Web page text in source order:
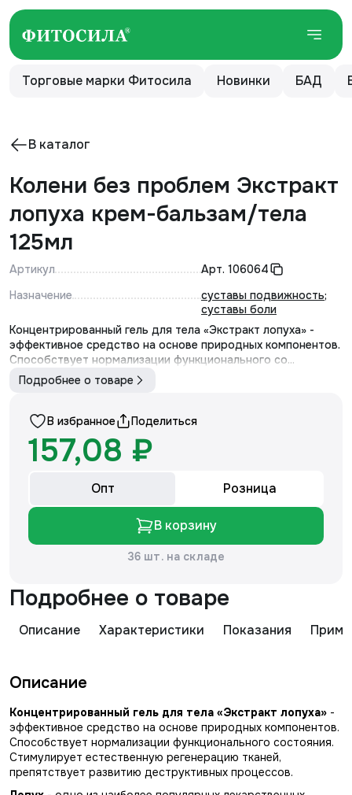
Торговые марки Фитосила Новинки БАД
В каталог
Колени без проблем Экстракт
лопуха крем-бальзам/тела
125мл
Артикул Арт. 106064
Назначение
суставы подвижность;
суставы боли
Концентрированный гель для тела «Экстракт лопуха» -
эффективное средство на основе природных компонентов.
Способствует нормализации функционального со...
Подробнее о товаре
В избранное Поделиться
157,08 ₽
Опт Розница
В корзину
36 шт. на складе
Подробнее о товаре
Описание Характеристики Показания
Описание
Концентрированный гель для тела «Экстракт лопуха» -
эффективное средство на основе природных компонентов.
Способствует нормализации функционального состояния.
Стимулирует естественную регенерацию тканей,
препятствует развитию деструктивных процессов.